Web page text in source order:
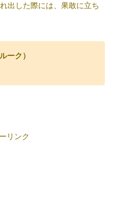
出した際には、果敢に立ち
ーク）
リンク